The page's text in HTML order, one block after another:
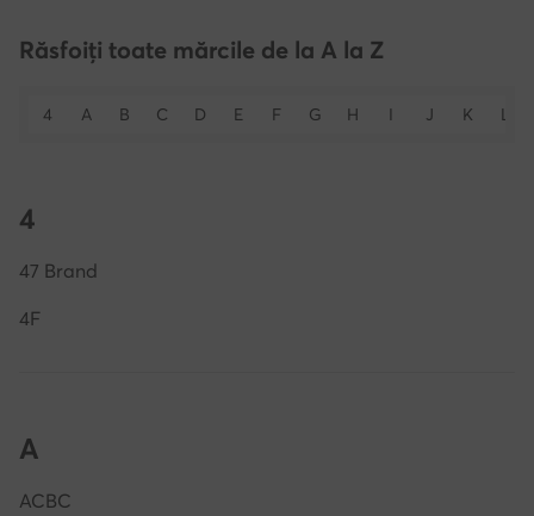
Răsfoiți toate mărcile de la A la Z
4 A B C D E F G H I J K L
4
47 Brand
4F
A
ACBC